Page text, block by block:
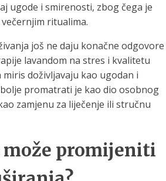
ugode i smirenosti, zbog čega je
ritualima.
još ne daju konačne odgovore
lavandom na stres i kvalitetu
doživljavaju kao ugodan i
promatrati je kao dio osobnog
zamjenu za liječenje ili stručnu
promijeniti